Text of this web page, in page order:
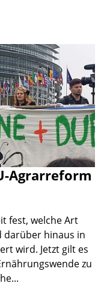
Agrarreform
fest, welche Art
darüber hinaus in
wird. Jetzt gilt es
zu